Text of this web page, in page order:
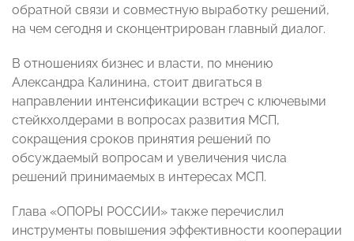
обратной связи и совместную выработку решений,
на чем сегодня и сконцентрирован главный диалог.
В отношениях бизнес и власти, по мнению
Александра Калинина, стоит двигаться в
направлении интенсификации встреч с ключевыми
стейкхолдерами в вопросах развития МСП,
сокращения сроков принятия решений по
обсуждаемый вопросам и увеличения числа
решений принимаемых в интересах МСП.
Глава «ОПОРЫ РОССИИ» также перечислил
инструменты повышения эффективности кооперации